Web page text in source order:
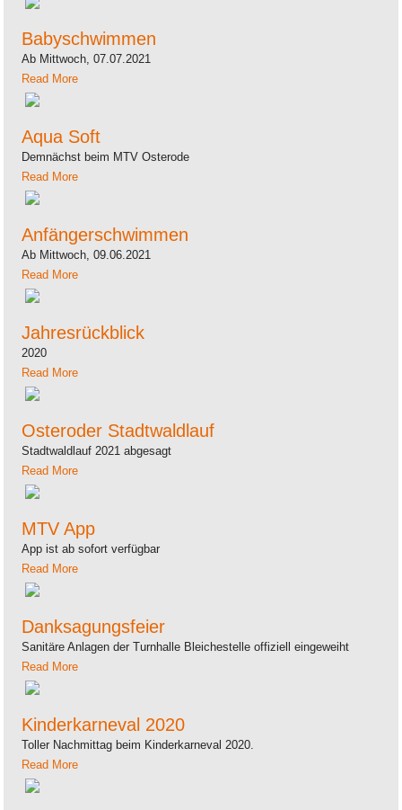
Babyschwimmen
Ab Mittwoch, 07.07.2021
Read More
Aqua Soft
Demnächst beim MTV Osterode
Read More
Anfängerschwimmen
Ab Mittwoch, 09.06.2021
Read More
Jahresrückblick
2020
Read More
Osteroder Stadtwaldlauf
Stadtwaldlauf 2021 abgesagt
Read More
MTV App
App ist ab sofort verfügbar
Read More
Danksagungsfeier
Sanitäre Anlagen der Turnhalle Bleichestelle offiziell eingeweiht
Read More
Kinderkarneval 2020
Toller Nachmittag beim Kinderkarneval 2020.
Read More